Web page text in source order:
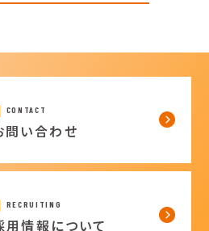
CONTACT
問い合わせ
RECRUITING
用情報について